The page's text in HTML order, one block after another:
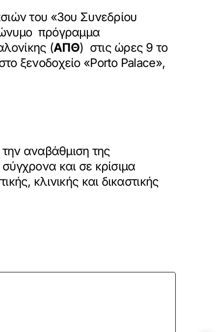
του «3ου Συνεδρίου
πρόγραμμα
(ΑΠΘ) στις ώρες 9 το
ξενοδοχείο «Porto Palace»,
την αναβάθμιση της
και σε κρίσιμα
κλινικής και δικαστικής